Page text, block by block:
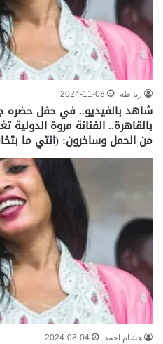
رنا طه 2024-11-08
شاهد بالفيديو.. في حفل حضره
بالقاهرة.. الفنانة مروة
من الحمل وساخرون: (انتي ما
هشام احمد 2024-08-04